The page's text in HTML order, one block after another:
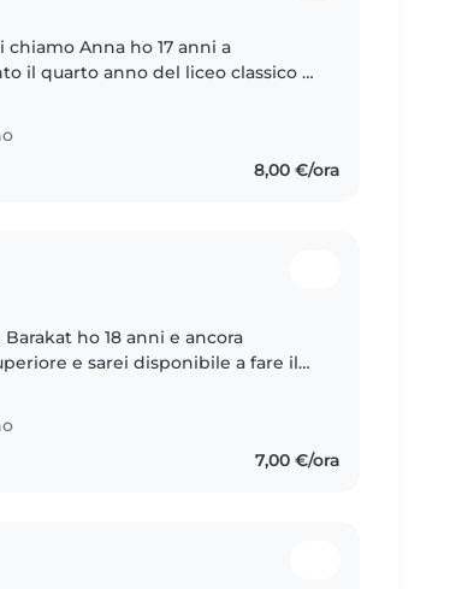
Anna ho 17 anni a
il quarto anno del liceo classico di
8,00 €/ora
ho 18 anni e ancora
e sarei disponibile a fare il
7,00 €/ora